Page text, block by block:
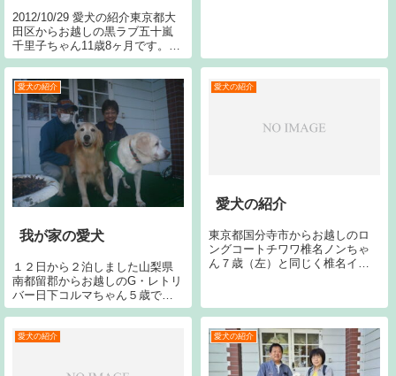
2012/10/29 愛犬の紹介東京都大
田区からお越しの黒ラブ五十嵐
千里子ちゃん11歳8ヶ月です。
今シーズン2回目です。今回で8
す。2012/10/27 愛犬の紹介神奈
川県横浜市からお越しのＧ・レ
トリバー渡部グラ...
愛犬の紹介
我が家の愛犬
１２日から２泊しました山梨県
南都留郡からお越しのG・レトリ
バー日下コルマちゃん５歳で
す。今シーズン４回目です。今
い致します。右のラブはジャン
愛犬の紹介
愛犬の紹介
東京都国分寺市からお越しのロ
ングコートチワワ椎名ノンちゃ
ん７歳（左）と同じく椎名イブ
す。
愛犬の紹介 愛犬の紹介